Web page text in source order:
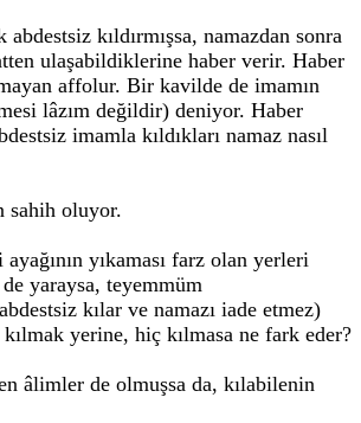
kıldırmışsa, namazdan sonra
ulaşabildiklerine haber verir. Haber
affolur. Bir kavilde de imamın
lâzım değildir) deniyor. Haber
imamla kıldıkları namaz nasıl
sahih oluyor.
yıkaması farz olan yerleri
yaraysa, teyemmüm
kılar ve namazı iade etmez)
yerine, hiç kılmasa ne fark eder?
âlimler de olmuşsa da, kılabilenin